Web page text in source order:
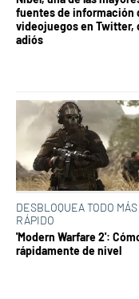
fuentes de información
videojuegos en Twitter,
adiós
DESBLOQUEA TODO MÁS
RÁPIDO
'Modern Warfare 2':
rápidamente de nivel